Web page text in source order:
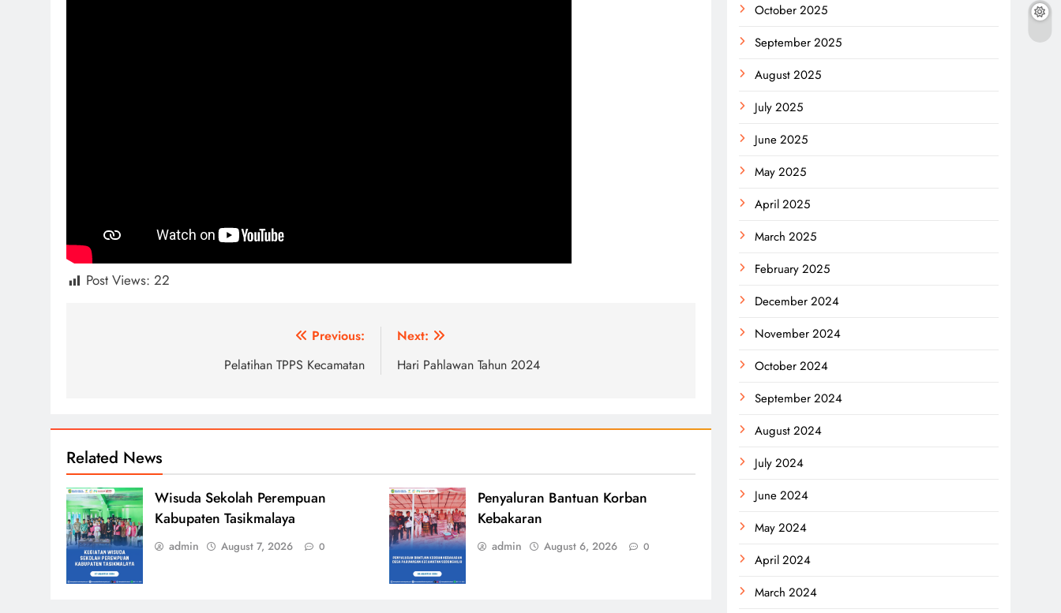
Post Views: 22
Previous:
Pelatihan TPPS Kecamatan
Next:
Hari Pahlawan Tahun 2024
Related News
Wisuda Sekolah Perempuan
Kabupaten Tasikmalaya
admin August 7, 2026 0
Penyaluran Bantuan Korban
Kebakaran
admin August 6, 2026 0
October 2025
September 2025
August 2025
July 2025
June 2025
May 2025
April 2025
March 2025
February 2025
December 2024
November 2024
October 2024
September 2024
August 2024
July 2024
June 2024
May 2024
April 2024
March 2024